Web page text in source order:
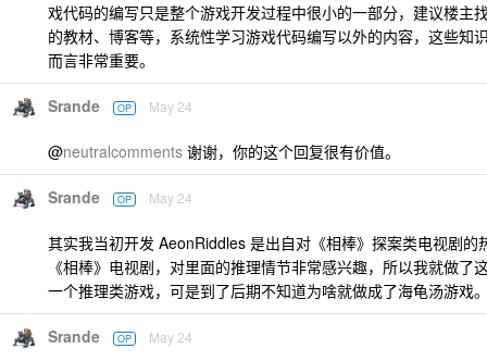
戏代码的编写只是整个游戏开发过程中很小的一部分，建议楼主
的教材、博客等，系统性学习游戏代码编写以外的内容，这些知
而言非常重要。
Srande OP May 24
@neutralcomments 谢谢，你的这个回复很有价值。
Srande OP May 24
其实我当初开发 AeonRiddles 是出自对《相棒》探案类电视剧的
《相棒》电视剧，对里面的推理情节非常感兴趣，所以我就做了
一个推理类游戏，可是到了后期不知道为啥就做成了海龟汤游戏
Srande OP May 24